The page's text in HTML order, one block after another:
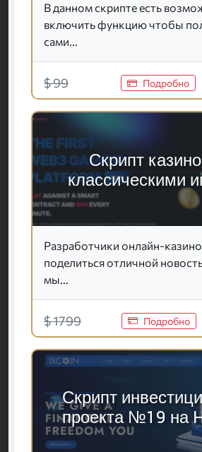
В данном скрипте есть
включить функцию чтобы
сами...
$ 99 Подробно
Скрипт
классическими
Разработчики онлайн-
поделиться отличной
мы...
$ 1799 Подробно
Скрипт
проекта №19 на